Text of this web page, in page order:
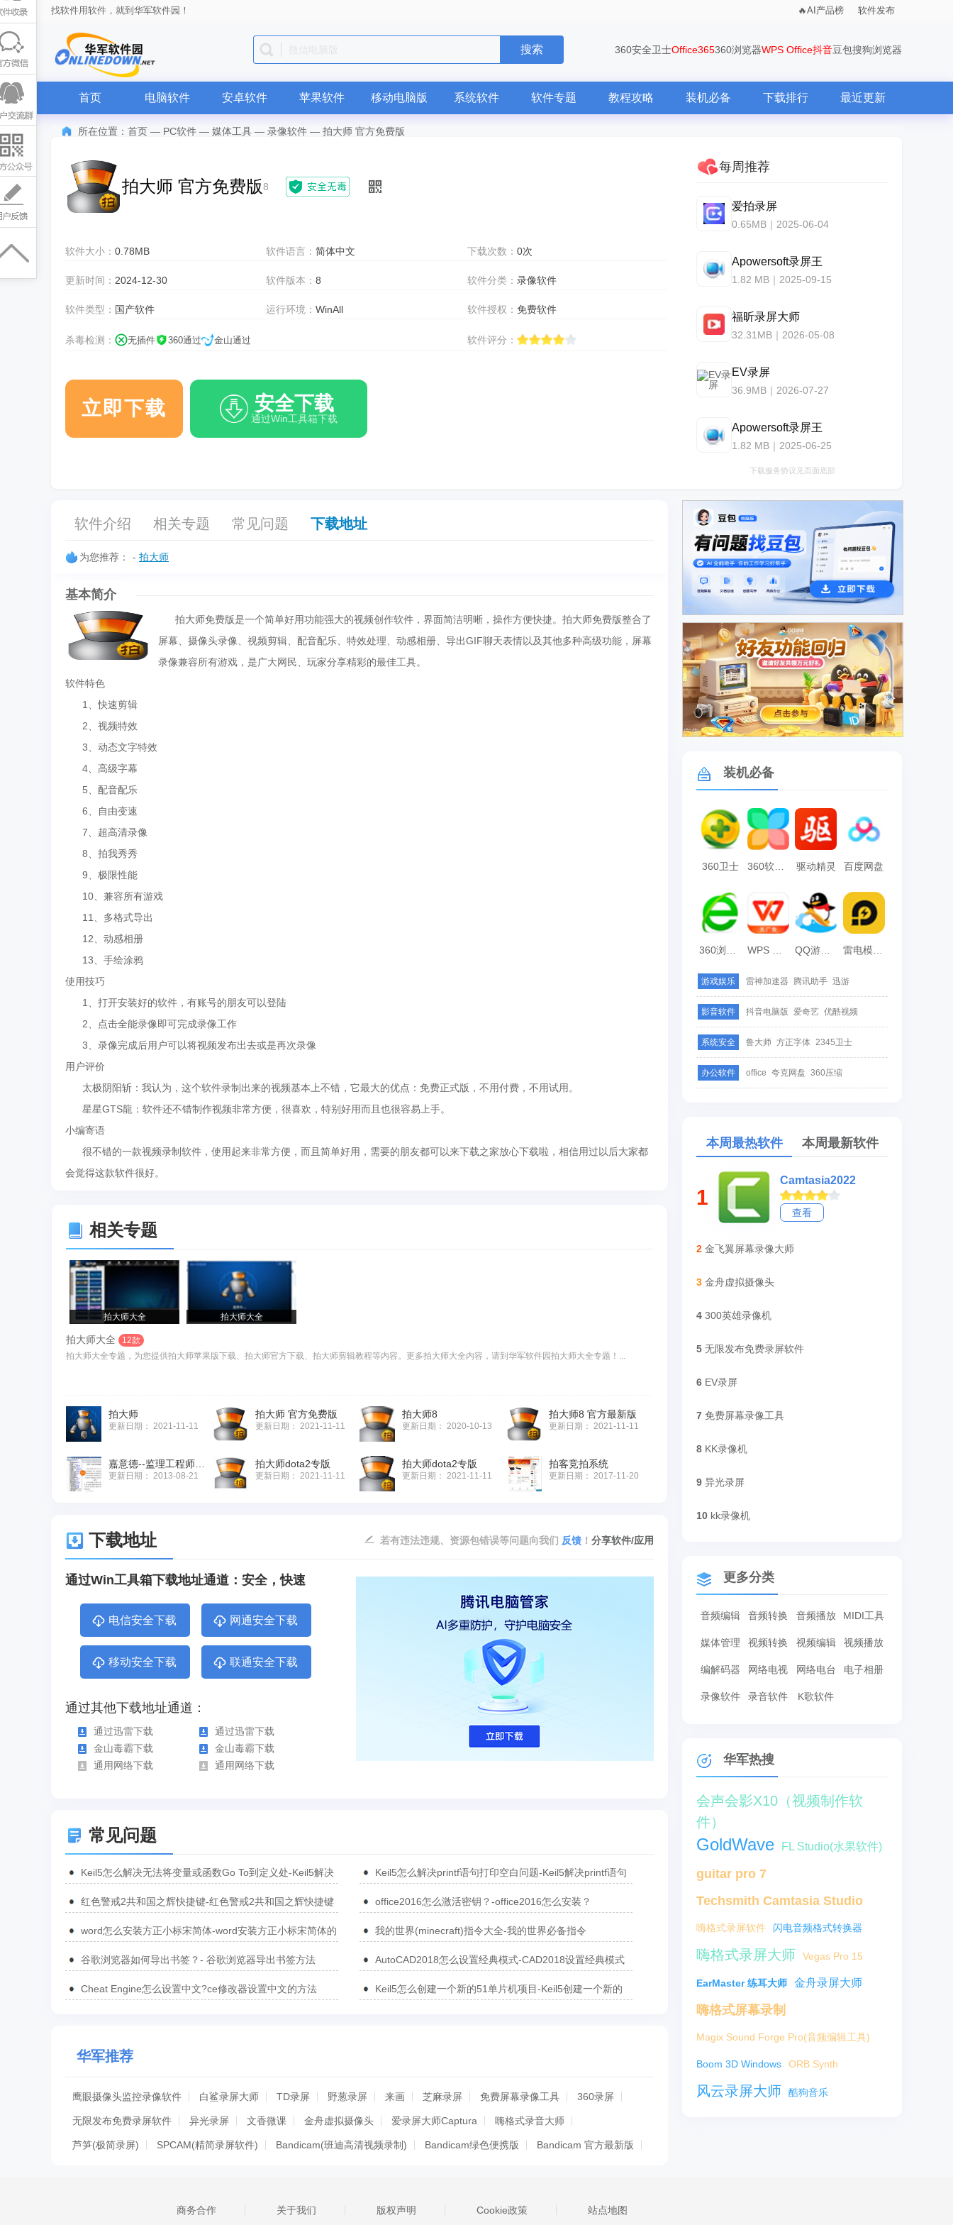
找软件用软件，就到华军软件园！ AI产品榜 软件发布
搜索 360安全卫士Office365360浏览器WPS Office抖音豆包搜狗浏览器
首页 电脑软件 安卓软件 苹果软件 移动电脑版 系统软件 软件专题 教程攻略 装机必备 下载排行 最近更新
所在位置： 首页 — PC软件 — 媒体工具 — 录像软件 — 拍大师 官方免费版
拍大师 官方免费版8
软件大小： 0.78MB 软件语言：简体中文 下载次数： 0次
更新时间： 2024-12-30 软件版本：8 软件分类： 录像软件
软件类型： 国产软件 运行环境：WinAll 软件授权： 免费软件
杀毒检测： 无插件 360通过 金山通过 软件评分：
立即下载 安全下载
通过Win工具箱下载
每周推荐
爱拍录屏
0.65MB｜2025-06-04
Apowersoft录屏王
1.82 MB｜2025-09-15
福昕录屏大师
32.31MB｜2026-05-08
EV录屏
36.9MB｜2026-07-27
Apowersoft录屏王
1.82 MB｜2025-06-25
下载服务协议见页面底部
软件介绍 相关专题 常见问题 下载地址
为您推荐： - 拍大师
基本简介
拍大师免费版是一个简单好用功能强大的视频创作软件，界面简洁明晰，操作方便快捷。拍大师免费版整合了
屏幕、摄像头录像、视频剪辑、配音配乐、特效处理、动感相册、导出GIF聊天表情以及其他多种高级功能，屏幕
录像兼容所有游戏，是广大网民、玩家分享精彩的最佳工具。
软件特色
1、快速剪辑
2、视频特效
3、动态文字特效
4、高级字幕
5、配音配乐
6、自由变速
7、超高清录像
8、拍我秀秀
9、极限性能
10、兼容所有游戏
11、多格式导出
12、动感相册
13、手绘涂鸦
使用技巧
1、打开安装好的软件，有账号的朋友可以登陆
2、点击全能录像即可完成录像工作
3、录像完成后用户可以将视频发布出去或是再次录像
用户评价
太极阴阳斩：我认为，这个软件录制出来的视频基本上不错，它最大的优点：免费正式版，不用付费，不用试用。
星星GTS龍：软件还不错制作视频非常方便，很喜欢，特别好用而且也很容易上手。
小编寄语
很不错的一款视频录制软件，使用起来非常方便，而且简单好用，需要的朋友都可以来下载之家放心下载啦，相信用过以后大家都
会觉得这款软件很好。
相关专题
拍大师大全 拍大师大全
拍大师大全
12款
拍大师大全专题，为您提供拍大师苹果版下载、拍大师官方下载、拍大师剪辑教程等内容。更多拍大师大全内容，请到华军软件园拍大师大全专题！...
拍大师
更新日期： 2021-11-11
拍大师 官方免费版
更新日期： 2021-11-11
拍大师8
更新日期： 2020-10-13
拍大师8 官方最新版
更新日期： 2021-11-11
更新日期： 2013-08-21
拍大师dota2专版
更新日期： 2021-11-11
拍大师dota2专版
更新日期： 2021-11-11
拍客竞拍系统
更新日期： 2017-11-20
下载地址 分享软件/应用
若有违法违规、资源包错误等问题向我们 反馈 ！
通过Win工具箱下载地址通道：安全，快速
电信安全下载 网通安全下载
移动安全下载 联通安全下载
通过其他下载地址通道：
通过迅雷下载
通过迅雷下载
金山毒霸下载
金山毒霸下载
通用网络下载
通用网络下载
常见问题
Keil5怎么解决无法将变量或函数Go To到定义处-Keil5解决
Keil5怎么解决printf语句打印空白问题-Keil5解决printf语句
红色警戒2共和国之辉快捷键-红色警戒2共和国之辉快捷键
office2016怎么激活密钥？-office2016怎么安装？
word怎么安装方正小标宋简体-word安装方正小标宋简体的
我的世界(minecraft)指令大全-我的世界必备指令
谷歌浏览器如何导出书签？- 谷歌浏览器导出书签方法
AutoCAD2018怎么设置经典模式-CAD2018设置经典模式
Cheat Engine怎么设置中文?ce修改器设置中文的方法
Keil5怎么创建一个新的51单片机项目-Keil5创建一个新的
华军推荐
鹰眼摄像头监控录像软件 白鲨录屏大师 TD录屏 野葱录屏 来画 芝麻录屏 免费屏幕录像工具 360录屏
无限发布免费录屏软件 异光录屏 文香微课 金舟虚拟摄像头 爱录屏大师Captura 嗨格式录音大师
芦笋(极简录屏) SPCAM(精简录屏软件) Bandicam(班迪高清视频录制) Bandicam绿色便携版 Bandicam 官方最新版
EV录屏 飞转录屏 芦笋录屏 野葱录屏 录大咖 好哈屏幕录制 好哈录屏助手 录屏君
广告
广告
装机必备
360卫士 360软件管家 驱动精灵 百度网盘
雷电模拟器
游戏娱乐 雷神加速器 腾讯助手 迅游
影音软件 抖音电脑版 爱奇艺 优酷视频
系统安全 鲁大师 方正字体 2345卫士
办公软件 office 夸克网盘 360压缩
本周最热软件 本周最新软件
1
Camtasia2022
查看
2 金飞翼屏幕录像大师
3 金舟虚拟摄像头
4 300英雄录像机
5 无限发布免费录屏软件
6 EV录屏
7 免费屏幕录像工具
8 KK录像机
9 异光录屏
10 kk录像机
更多分类
音频编辑 音频转换 音频播放 MIDI工具
媒体管理 视频转换 视频编辑 视频播放
编解码器 网络电视 网络电台 电子相册
录像软件 录音软件 K歌软件
华军热搜
会声会影X10（视频制作软
件）
GoldWave FL Studio(水果软件)
guitar pro 7
Techsmith Camtasia Studio
嗨格式录屏软件 闪电音频格式转换器
嗨格式录屏大师 Vegas Pro 15
EarMaster 练耳大师 金舟录屏大师
嗨格式屏幕录制
Magix Sound Forge Pro(音频编辑工具)
Boom 3D Windows ORB Synth
风云录屏大师 酷狗音乐
商务合作 关于我们 版权声明 Cookie政策 站点地图